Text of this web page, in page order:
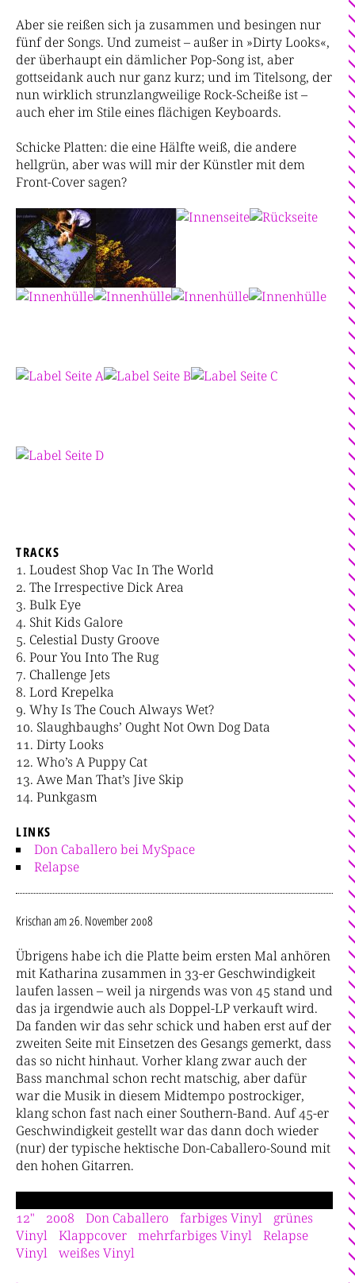
Aber sie reißen sich ja zusammen und besingen nur
fünf der Songs. Und zumeist – außer in »Dirty Looks«,
der überhaupt ein dämlicher Pop-Song ist, aber
gottseidank auch nur ganz kurz; und im Titelsong, der
nun wirklich strunzlangweilige Rock-Scheiße ist –
auch eher im Stile eines flächigen Keyboards.
Schicke Platten: die eine Hälfte weiß, die andere
hellgrün, aber was will mir der Künstler mit dem
Front-Cover sagen?
TRACKS
Loudest Shop Vac In The World
The Irrespective Dick Area
Bulk Eye
Shit Kids Galore
Celestial Dusty Groove
Pour You Into The Rug
Challenge Jets
Lord Krepelka
Why Is The Couch Always Wet?
Slaughbaughs’ Ought Not Own Dog Data
Dirty Looks
Who’s A Puppy Cat
Awe Man That’s Jive Skip
Punkgasm
LINKS
Don Caballero bei MySpace
Relapse
Krischanam 26. November 2008
Übrigens habe ich die Platte beim ersten Mal anhören
mit Katharina zusammen in 33-er Geschwindigkeit
laufen lassen – weil ja nirgends was von 45 stand und
das ja irgendwie auch als Doppel-LP verkauft wird.
Da fanden wir das sehr schick und haben erst auf der
zweiten Seite mit Einsetzen des Gesangs gemerkt, dass
das so nicht hinhaut. Vorher klang zwar auch der
Bass manchmal schon recht matschig, aber dafür
war die Musik in diesem Midtempo postrockiger,
klang schon fast nach einer Southern-Band. Auf 45-er
Geschwindigkeit gestellt war das dann doch wieder
(nur) der typische hektische Don-Caballero-Sound mit
den hohen Gitarren.
12" 2008 Don Caballero farbiges Vinyl
grünes
Vinyl
Klappcover mehrfarbiges Vinyl
Relapse
Vinyl
weißes Vinyl